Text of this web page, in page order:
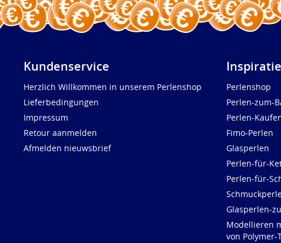
Kundenservice
Herzlich Willkommen in unserem Perlenshop
Lieferbedingungen
Impressum
Retour aanmelden
Afmelden nieuwsbrief
Inspiratie
Perlenshop
Perlen-zum-
Perlen-
Fimo-Perlen
Glasperlen
Perlen-für-
Perlen-für-
Glasperlen-
Modellieren
von Polymer-